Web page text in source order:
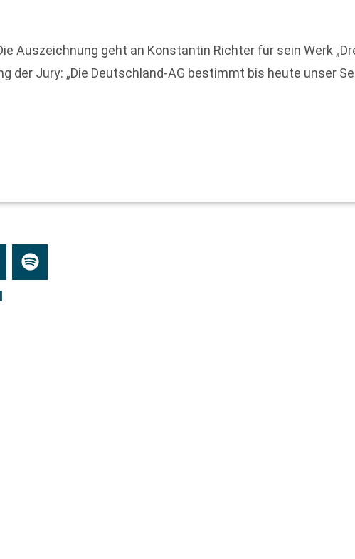
Auszeichnung geht an Konstantin Richter für sein Werk
der Jury: „Die Deutschland-AG bestimmt bis heute unser